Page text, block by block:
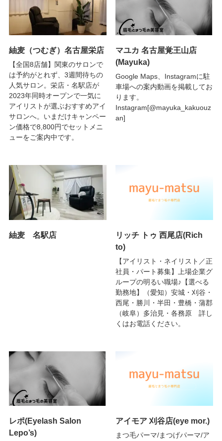
紬麦（つむぎ）名古屋栄店
【全国8店舗】関東のサロンで
は予約がとれず、3週間待ちの
人気サロン。栄店・名駅店が
2023年同時オープンで一気に
アイリストが選ぶおすすめアイ
サロンへ。いまだけキャンペー
ン価格で8,800円でセットメニ
ューをご案内中です。
マユカ 名古屋覚王山店
(Mayuka)
Google Maps、Instagramに駐
車場への案内動画を掲載してお
ります。
Instagram[@mayuka_kakuouz
an]
紬麦 名駅店
リッチ トゥ 西尾店(Rich
to)
【アイリスト・ネイリスト／正
社員・パート募集】上場企業グ
ループの明るい職場♪【選べる
勤務地】（愛知）安城・刈谷・
西尾・勝川・半田・豊橋・蒲郡
（岐阜）多治見・各務原 詳し
くはお電話ください。
レポ(Eyelash Salon
Lepo’s)
アイモア 刈谷店(eye mor.)
まつ毛パーマ/まつげパーマ/ア